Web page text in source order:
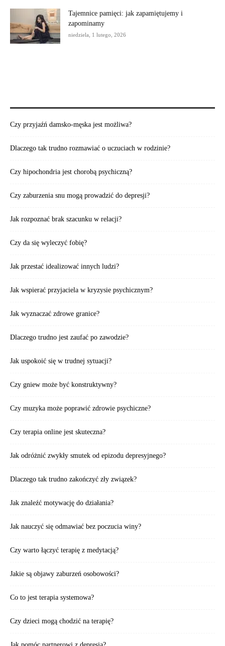
Tajemnice pamięci: jak zapamiętujemy i
zapominamy
niedziela, 1 lutego, 2026
Czy przyjaźń damsko-męska jest możliwa?
Dlaczego tak trudno rozmawiać o uczuciach w rodzinie?
Czy hipochondria jest chorobą psychiczną?
Czy zaburzenia snu mogą prowadzić do depresji?
Jak rozpoznać brak szacunku w relacji?
Czy da się wyleczyć fobię?
Jak przestać idealizować innych ludzi?
Jak wspierać przyjaciela w kryzysie psychicznym?
Jak wyznaczać zdrowe granice?
Dlaczego trudno jest zaufać po zawodzie?
Jak uspokoić się w trudnej sytuacji?
Czy gniew może być konstruktywny?
Czy muzyka może poprawić zdrowie psychiczne?
Czy terapia online jest skuteczna?
Jak odróżnić zwykły smutek od epizodu depresyjnego?
Dlaczego tak trudno zakończyć zły związek?
Jak znaleźć motywację do działania?
Jak nauczyć się odmawiać bez poczucia winy?
Czy warto łączyć terapię z medytacją?
Jakie są objawy zaburzeń osobowości?
Co to jest terapia systemowa?
Czy dzieci mogą chodzić na terapię?